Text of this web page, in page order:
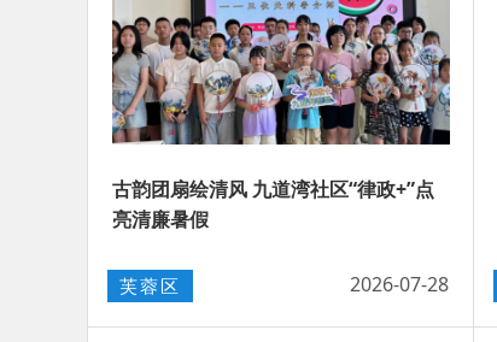
古韵团扇绘清风 九道湾社区“律政+”点
亮清廉暑假
芙蓉区 2026-07-28